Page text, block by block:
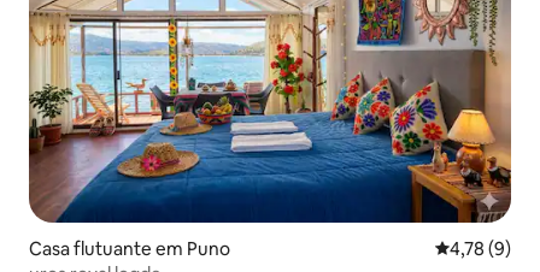
Casa flutuante em Puno
4,78 (9)